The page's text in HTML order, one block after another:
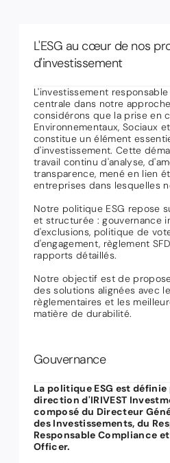
L'ESG au cœur de nos
d'investissement
L'investissement
centrale dans notre
considérons que la prise en
Environnementaux, Sociaux
constitue un élément
d'investissement. Cette
travail continu d'analyse,
transparence, mené en lien
entreprises dans lesquelles
Notre politique ESG repose
et structurée : gouvernance
d'exclusions, politique de
d'engagement, règlement
rapports détaillés.
Notre objectif est de
des solutions alignées avec
règlementaires et les
matière de durabilité.
Gouvernance
La politique ESG est
direction d'IRIVEST
composé du Directeur
des Investissements, du
Responsable Compliance
Officer.